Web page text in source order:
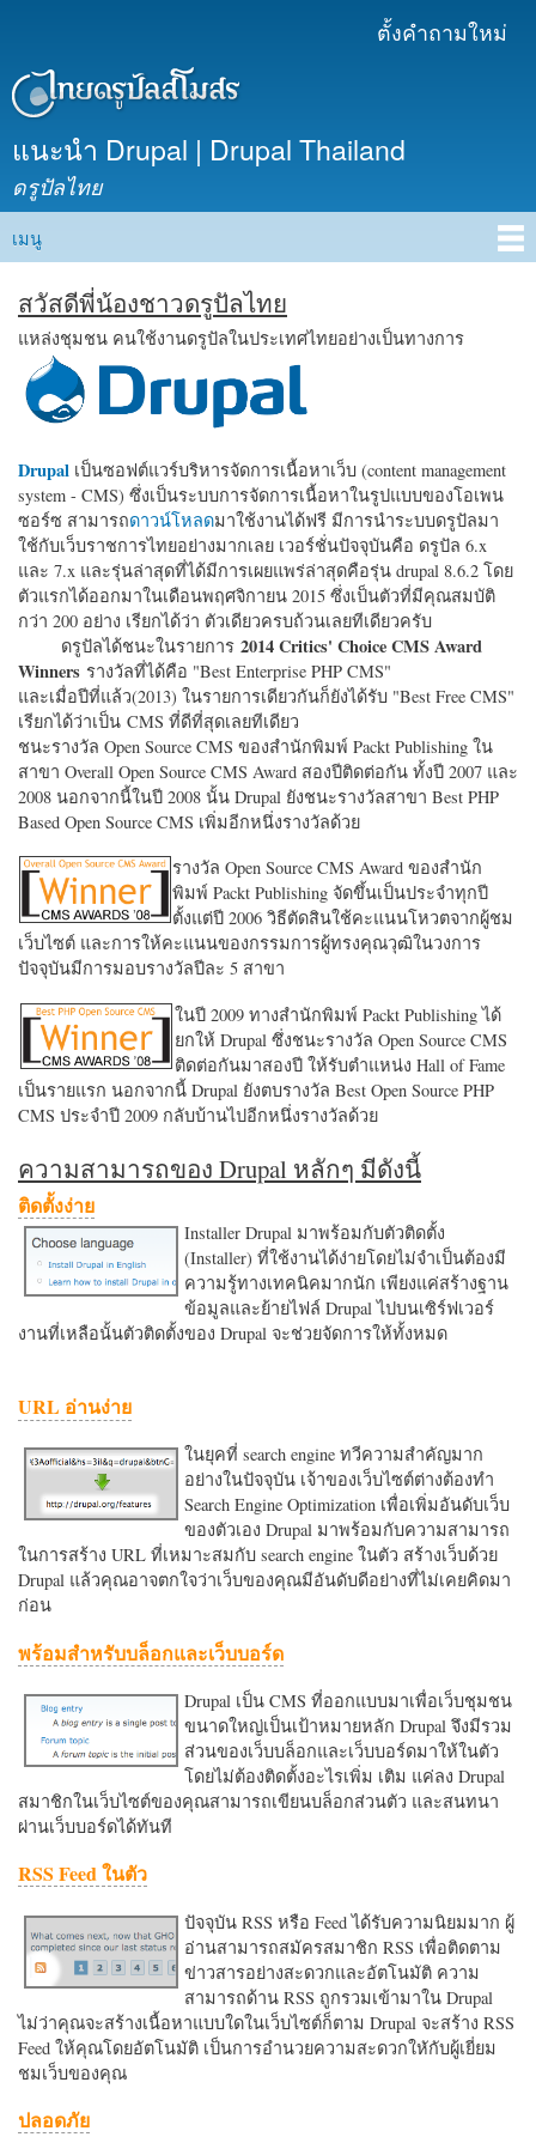
เนื้อหา
ตั้งคำถามใหม่
แนะนำ Drupal | Drupal Thailand
ดรูปัลไทย
Main menu
เมนู
สวัสดีพี่น้องชาวดรูปัลไทย
แหล่งชุมชน คนใช้งานดรูปัลในประเทศไทยอย่างเป็นทางการ
Drupal เป็นซอฟต์แวร์บริหารจัดการเนื้อหาเว็บ (content management
system - CMS) ซึ่งเป็นระบบการจัดการเนื้อหาในรูปแบบของโอเพน
ซอร์ซ สามารถดาวน์โหลดมาใช้งานได้ฟรี มีการนำระบบดรูปัลมา
ใช้กับเว็บราชการไทยอย่างมากเลย เวอร์ชั่นปัจจุบันคือ ดรูปัล 6.x
และ 7.x และรุ่นล่าสุดที่ได้มีการเผยแพร่ล่าสุดคือรุ่น drupal 8.6.2 โดย
ตัวแรกได้ออกมาในเดือนพฤศจิกายน 2015 ซึ่งเป็นตัวที่มีคุณสมบัติ
กว่า 200 อย่าง เรียกได้ว่า ตัวเดียวครบถ้วนเลยทีเดียวครับ
ดรูปัลได้ชนะในรายการ 2014 Critics' Choice CMS Award
Winners รางวัลที่ได้คือ "Best Enterprise PHP CMS"
และเมื่อปีที่แล้ว(2013) ในรายการเดียวกันก็ยังได้รับ "Best Free CMS"
เรียกได้ว่าเป็น CMS ที่ดีที่สุดเลยทีเดียว
ชนะรางวัล Open Source CMS ของสำนักพิมพ์ Packt Publishing ใน
สาขา Overall Open Source CMS Award สองปีติดต่อกัน ทั้งปี 2007 และ
2008 นอกจากนี้ในปี 2008 นั้น Drupal ยังชนะรางวัลสาขา Best PHP
Based Open Source CMS เพิ่มอีกหนึ่งรางวัลด้วย
รางวัล Open Source CMS Award ของสำนัก
พิมพ์ Packt Publishing จัดขึ้นเป็นประจำทุกปี
ตั้งแต่ปี 2006 วิธีตัดสินใช้คะแนนโหวตจากผู้ชม
เว็บไซต์ และการให้คะแนนของกรรมการผู้ทรงคุณวุฒิในวงการ
ปัจจุบันมีการมอบรางวัลปีละ 5 สาขา
ในปี 2009 ทางสำนักพิมพ์ Packt Publishing ได้
ยกให้ Drupal ซึ่งชนะรางวัล Open Source CMS
ติดต่อกันมาสองปี ให้รับตำแหน่ง Hall of Fame
เป็นรายแรก นอกจากนี้ Drupal ยังตบรางวัล Best Open Source PHP
CMS ประจำปี 2009 กลับบ้านไปอีกหนึ่งรางวัลด้วย
ความสามารถของ Drupal หลักๆ มีดังนี้
ติดตั้งง่าย
Installer Drupal มาพร้อมกับตัวติดตั้ง
(Installer) ที่ใช้งานได้ง่ายโดยไม่จำเป็นต้องมี
ความรู้ทางเทคนิคมากนัก เพียงแค่สร้างฐาน
ข้อมูลและย้ายไฟล์ Drupal ไปบนเซิร์ฟเวอร์
งานที่เหลือนั้นตัวติดตั้งของ Drupal จะช่วยจัดการให้ทั้งหมด
URL อ่านง่าย
ในยุคที่ search engine ทวีความสำคัญมาก
อย่างในปัจจุบัน เจ้าของเว็บไซต์ต่างต้องทำ
Search Engine Optimization เพื่อเพิ่มอันดับเว็บ
ของตัวเอง Drupal มาพร้อมกับความสามารถ
ในการสร้าง URL ที่เหมาะสมกับ search engine ในตัว สร้างเว็บด้วย
Drupal แล้วคุณอาจตกใจว่าเว็บของคุณมีอันดับดีอย่างที่ไม่เคยคิดมา
ก่อน
พร้อมสำหรับบล็อกและเว็บบอร์ด
Drupal เป็น CMS ที่ออกแบบมาเพื่อเว็บชุมชน
ขนาดใหญ่เป็นเป้าหมายหลัก Drupal จึงมีรวม
ส่วนของเว็บบล็อกและเว็บบอร์ดมาให้ในตัว
โดยไม่ต้องติดตั้งอะไรเพิ่ม เติม แค่ลง Drupal
สมาชิกในเว็บไซต์ของคุณสามารถเขียนบล็อกส่วนตัว และสนทนา
ผ่านเว็บบอร์ดได้ทันที
RSS Feed ในตัว
ปัจจุบัน RSS หรือ Feed ได้รับความนิยมมาก ผู้
อ่านสามารถสมัครสมาชิก RSS เพื่อติดตาม
ข่าวสารอย่างสะดวกและอัตโนมัติ ความ
สามารถด้าน RSS ถูกรวมเข้ามาใน Drupal
ไม่ว่าคุณจะสร้างเนื้อหาแบบใดในเว็บไซต์ก็ตาม Drupal จะสร้าง RSS
Feed ให้คุณโดยอัตโนมัติ เป็นการอำนวยความสะดวกใหักับผู้เยี่ยม
ชมเว็บของคุณ
ปลอดภัย